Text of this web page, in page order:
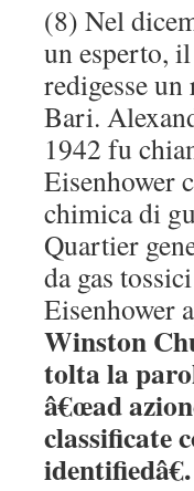
(8) Nel
un esperto,
redigesse
Bari.
1942 fu
Eisenhower
chimica di
Quartier
da gas
Eisenhower
Winston
tolta la
â€œad
classificate
identifiedâ€.